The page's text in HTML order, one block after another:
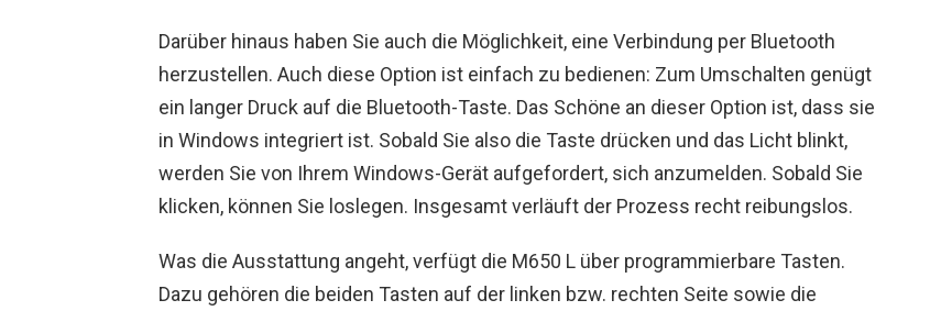
Darüber hinaus haben Sie auch die Möglichkeit, eine Verbindung per Bluetooth
herzustellen. Auch diese Option ist einfach zu bedienen: Zum Umschalten genügt
ein langer Druck auf die Bluetooth-Taste. Das Schöne an dieser Option ist, dass sie
in Windows integriert ist. Sobald Sie also die Taste drücken und das Licht blinkt,
werden Sie von Ihrem Windows-Gerät aufgefordert, sich anzumelden. Sobald Sie
klicken, können Sie loslegen. Insgesamt verläuft der Prozess recht reibungslos.
Was die Ausstattung angeht, verfügt die M650 L über programmierbare Tasten.
Dazu gehören die beiden Tasten auf der linken bzw. rechten Seite sowie die